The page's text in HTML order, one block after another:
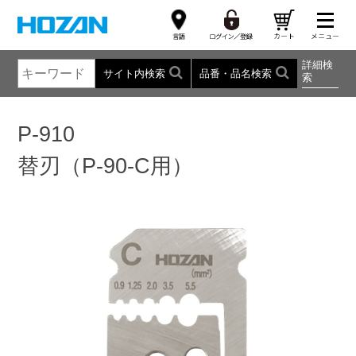
サイト内検索 品番・品名検索
詳細検
索
P-910
替刃（P-90-C用）